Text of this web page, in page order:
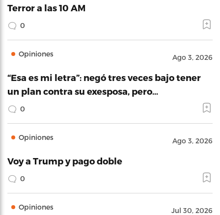
Terror a las 10 AM
0
Opiniones Ago 3, 2026
“Esa es mi letra”: negó tres veces bajo tener
un plan contra su exesposa, pero…
0
Opiniones Ago 3, 2026
Voy a Trump y pago doble
0
Opiniones Jul 30, 2026